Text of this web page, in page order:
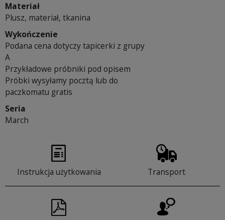
Materiał
Plusz, materiał, tkanina
Wykończenie
Podana cena dotyczy tapicerki z grupy
A
Przykładowe próbniki pod opisem
Próbki wysyłamy pocztą lub do
paczkomatu gratis
Seria
March
Instrukcja użytkowania Transport